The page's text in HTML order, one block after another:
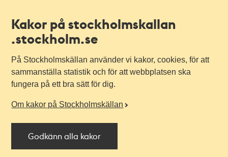
Kakor på stockholmskallan
.stockholm.se
På Stockholmskällan använder vi kakor, cookies, för att
sammanställa statistik och för att webbplatsen ska
fungera på ett bra sätt för dig.
Om kakor på Stockholmskällan
Godkänn alla kakor